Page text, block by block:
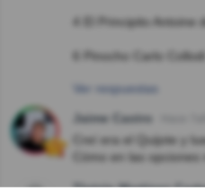
4 El Principito Antoine
6 Pinocho Carlo
Ver respuestas
Jaime Castro
Creí era el Quijote y
Cómo en las